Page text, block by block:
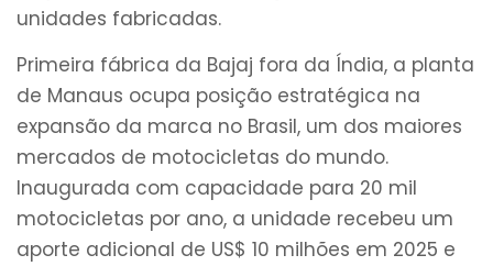
unidades fabricadas.
Primeira fábrica da Bajaj fora da Índia, a planta
de Manaus ocupa posição estratégica na
expansão da marca no Brasil, um dos maiores
mercados de motocicletas do mundo.
Inaugurada com capacidade para 20 mil
motocicletas por ano, a unidade recebeu um
aporte adicional de US$ 10 milhões em 2025 e